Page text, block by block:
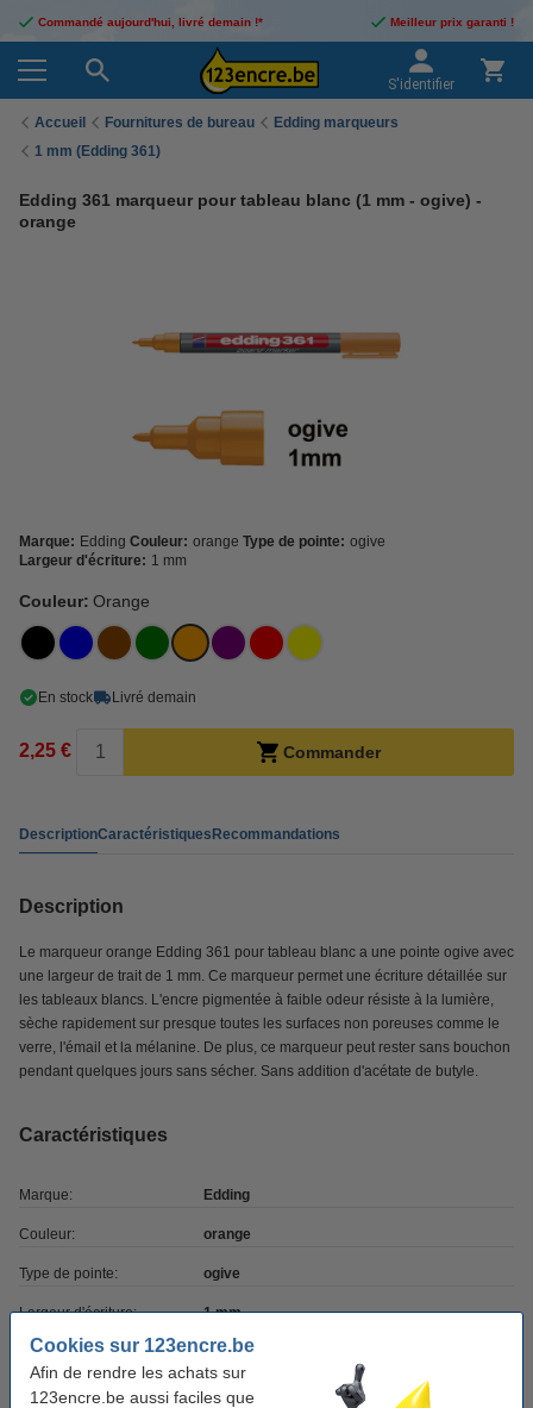
Cookies sur 123encre.be
Afin de rendre les achats sur
123encre.be aussi faciles que
Commandé aujourd'hui, livré demain !* Meilleur prix garanti !
S'identifier
Accueil Fournitures de bureau
Edding marqueurs
1 mm (Edding 361)
Edding 361 marqueur pour tableau blanc (1 mm - ogive) -
orange
Marque: Edding Couleur: orange Type de pointe: ogive
Largeur d'écriture: 1 mm
Couleur: Orange
En stock Livré demain
2,25 € Commander
DescriptionCaractéristiquesRecommandations
Description
Le marqueur orange Edding 361 pour tableau blanc a une pointe ogive avec
une largeur de trait de 1 mm. Ce marqueur permet une écriture détaillée sur
les tableaux blancs. L'encre pigmentée à faible odeur résiste à la lumière,
sèche rapidement sur presque toutes les surfaces non poreuses comme le
verre, l'émail et la mélanine. De plus, ce marqueur peut rester sans bouchon
pendant quelques jours sans sécher. Sans addition d'acétate de butyle.
Caractéristiques
Marque: Edding
Couleur: orange
Type de pointe: ogive
Largeur d'écriture: 1 mm
Rechargeable: non
Nombre: 1 pièce